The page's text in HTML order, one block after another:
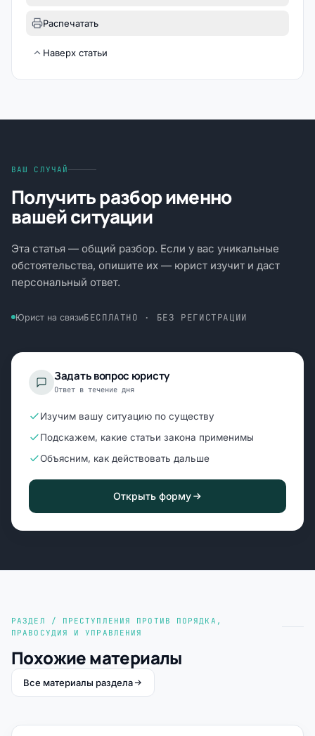
Распечатать
Наверх статьи
ВАШ СЛУЧАЙ
Получить разбор именно
вашей ситуации
Эта статья — общий разбор. Если у вас уникальные
обстоятельства, опишите их — юрист изучит и даст
персональный ответ.
Юрист на связиБЕСПЛАТНО · БЕЗ РЕГИСТРАЦИИ
Задать вопрос юристу
Ответ в течение дня
Изучим вашу ситуацию по существу
Подскажем, какие статьи закона применимы
Объясним, как действовать дальше
Открыть форму
РАЗДЕЛ / ПРЕСТУПЛЕНИЯ ПРОТИВ ПОРЯДКА,
ПРАВОСУДИЯ И УПРАВЛЕНИЯ
Похожие материалы
Все материалы раздела